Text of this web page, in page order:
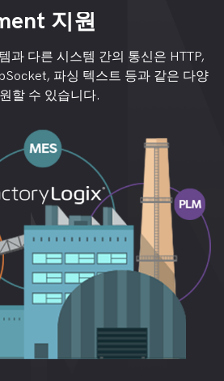
지원
과 다른 시스템 간의 통신은 HTTP,
파싱 텍스트 등과 같은 다양
할 수 있습니다.
터 동기화
역: 자료 방향: ERP MES주요사업
와 기업을 위한 핵심 체계 및 다른 체
의 맞은편에 정보에 출입구입니다,
는ERP관련 기사 기본 데이터는 일
다: 물자 자료, 창고 자료, 생산 라인
선 자료, MBOM 자료, 기초 자료에
하여 기초를 두어, MES다른 기본적
MES중앙 정비.
direction ERP MES프로젝트 문
다. ERP나는 달성될 생산 계획을 산
반 및 집계 납 계획WMS도킹, 인터
데이터 인터페이스: data direction
정 보고, 직원 시간, 물자 소비 자료,
생산 공정에 관계
는 두 시스템 간의 데이터 공유 및
정의 전체 통합 및 최적화를 달성합
MES Data synergism은 생산 효율
세가되었습니다.PLM MES
데이터에 주로 근거합니다.
데이터, 품질 데이터, 생산 공정 데이
제 재고의 조화
3개의 주요 지역이 있습니다: 첫째
을 위한 지도; 둘째로, 생산에 있는
의, 완제품의 따로 잇기 그리고 re-
스: 인터페이스 방향은MES WMS,
생산.
인터페이스를 적용합니다. WMS
용영역.
역: 공용영역 방향은 입니다MES
역.
터페이스: 인터페이스 방향은MES
용영역, 공용영역에 반환되는 원료.
템 데이터
이스는 다음과 같은 단계에서 주로
합 접근 방식을 선택하십시오. 실
이 필요한 경우 웹은 가능합니다.
스 통합은 데이터 변환 및 전송의 시
지 선택 할 수 있습니다; 데이터의
통합을 선택할 수 있습니다.
구성: 시스템의 인터페이스와
데이터 교환을 다른 시스템과 가능
페이스와 API의 구성과 매개 변수
에 데이터의 보안 및 신뢰성을 보장
: 테스트 및 디버깅은 시스템 및 기